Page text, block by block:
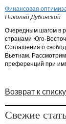
Финансовая
Николай Дубинский
Очередным шагом в
странами Юго-
Соглашения о
Вьетнам.
преференций при
Возврат к списку
Свежие